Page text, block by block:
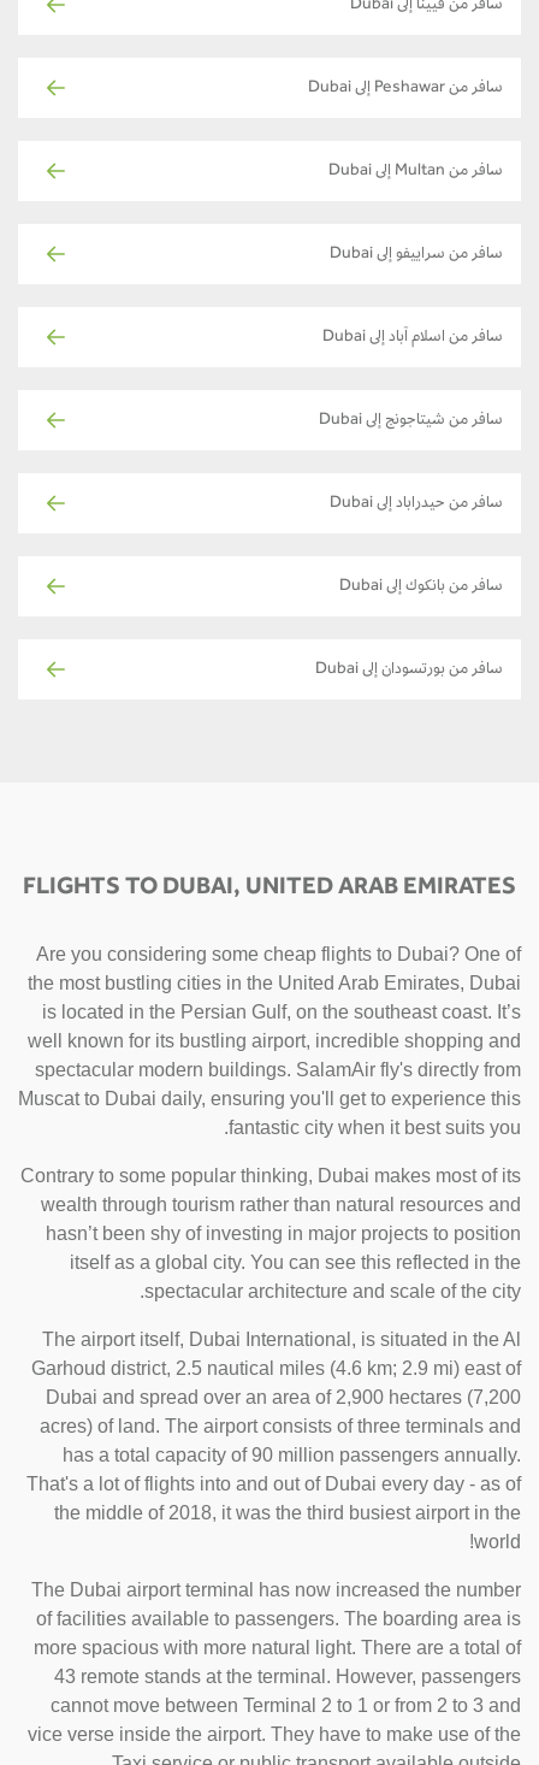
سافر من فيينا إلى Dubai
سافر من Peshawar إلى Dubai
سافر من Multan إلى Dubai
سافر من سراييفو إلى Dubai
سافر من اسلام آباد إلى Dubai
سافر من شيتاجونج إلى Dubai
سافر من حيدراباد إلى Dubai
سافر من بانكوك إلى Dubai
سافر من بورتسودان إلى Dubai
FLIGHTS TO DUBAI, UNITED ARAB EMIRATES
Are you considering some cheap flights to Dubai? One of
the most bustling cities in the United Arab Emirates, Dubai
is located in the Persian Gulf, on the southeast coast. It’s
well known for its bustling airport, incredible shopping and
spectacular modern buildings. SalamAir fly's directly from
Muscat to Dubai daily, ensuring you'll get to experience this
fantastic city when it best suits you.
Contrary to some popular thinking, Dubai makes most of its
wealth through tourism rather than natural resources and
hasn’t been shy of investing in major projects to position
itself as a global city. You can see this reflected in the
spectacular architecture and scale of the city.
The airport itself, Dubai International, is situated in the Al
Garhoud district, 2.5 nautical miles (4.6 km; 2.9 mi) east of
Dubai and spread over an area of 2,900 hectares (7,200
acres) of land. The airport consists of three terminals and
has a total capacity of 90 million passengers annually.
That's a lot of flights into and out of Dubai every day - as of
the middle of 2018, it was the third busiest airport in the
world!
The Dubai airport terminal has now increased the number
of facilities available to passengers. The boarding area is
more spacious with more natural light. There are a total of
43 remote stands at the terminal. However, passengers
cannot move between Terminal 2 to 1 or from 2 to 3 and
vice verse inside the airport. They have to make use of the